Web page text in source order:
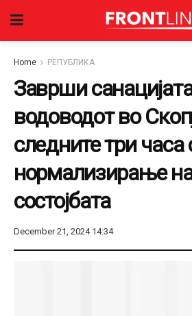
Home РЕПУБЛИКА
Заврши
водоводот во
следните три часа
нормализирање
состојбата
December 21, 2024 14:34